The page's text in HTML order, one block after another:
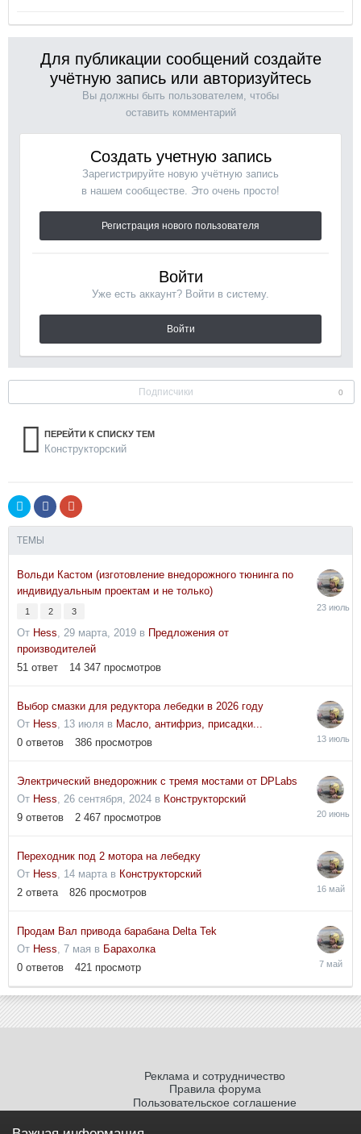
Для публикации сообщений создайте
учётную запись или авторизуйтесь
Вы должны быть пользователем, чтобы
оставить комментарий
Создать учетную запись
Зарегистрируйте новую учётную запись
в нашем сообществе. Это очень просто!
Регистрация нового пользователя
Войти
Уже есть аккаунт? Войти в систему.
Войти
Подписчики 0
ПЕРЕЙТИ К СПИСКУ ТЕМ
Конструкторский
ТЕМЫ
Вольди Кастом (изготовление внедорожного тюнинга по
индивидуальным проектам и не только)
1 2 3
От Hess, 29 марта, 2019 в Предложения от
производителей
51 ответ 14 347 просмотров
23
Выбор смазки для редуктора лебедки в 2026 году
От Hess, 13 июля в Масло, антифриз, присадки...
0 ответов 386 просмотров
13
Электрический внедорожник с тремя мостами от DPLabs
От Hess, 26 сентября, 2024 в Конструкторский
9 ответов 2 467 просмотров
20
Переходник под 2 мотора на лебедку
От Hess, 14 марта в Конструкторский
2 ответа 826 просмотров
16
Продам Вал привода барабана Delta Tek
От Hess, 7 мая в Барахолка
0 ответов 421 просмотр
7
Реклама и сотрудничество
Правила форума
Пользовательское соглашение